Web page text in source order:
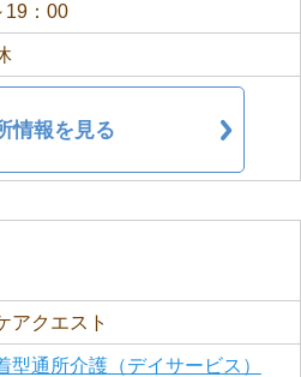
19：00
情報を見る
アクエスト
型通所介護（デイサービス）